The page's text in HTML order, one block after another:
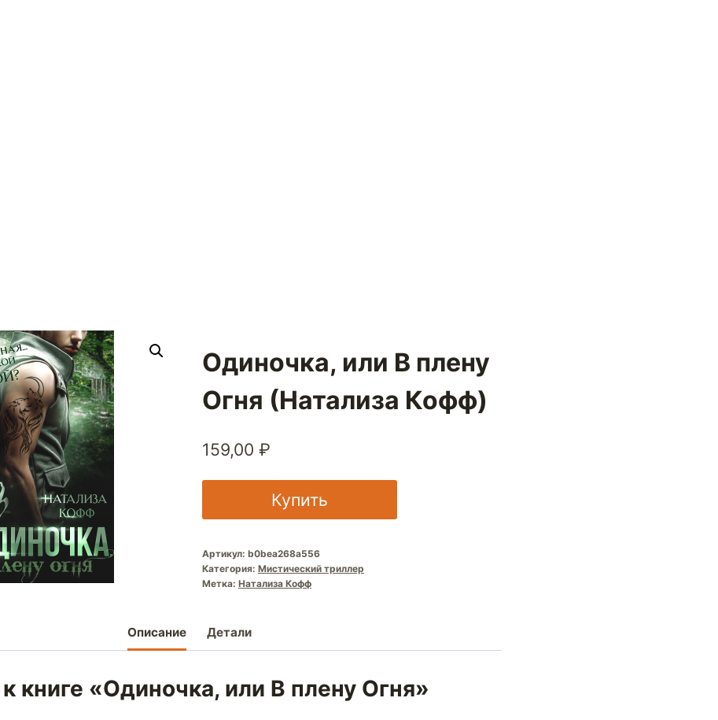
Одиночка, или В плену
Огня (Натализа Кофф)
159,00 ₽
Купить
Артикул: b0bea268a556
Категория: Мистический триллер
Метка: Натализа Кофф
Описание Детали
книге «Одиночка, или В плену Огня»